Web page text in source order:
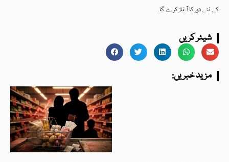
کے نئے دور کا آغاز کرے گا۔
شیئر کریں
:مزید خبریں